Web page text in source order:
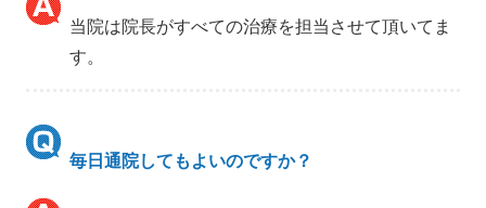
当院は院長がすべての治療を担当させて頂いてま
す。
毎日通院してもよいのですか？